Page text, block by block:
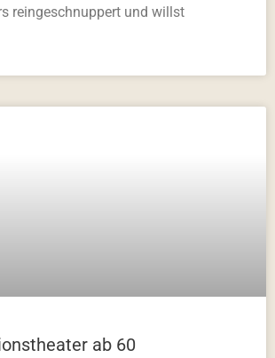
reingeschnuppert und willst
ab 60